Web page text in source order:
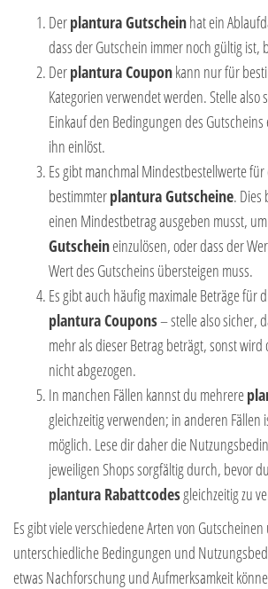
Derplantura Gutscheinhat ein
dass der Gutschein immer noch gültig ist,
Derplantura Couponkann nur für
Kategorien verwendet werden. Stelle also
Einkauf den Bedingungen des
ihn einlöst.
Es gibt manchmal Mindestbestellwerte für
bestimmterplantura Gutscheine. Dies
einen Mindestbetrag ausgeben musst,
Gutscheineinzulösen, oder dass der
Wert des Gutscheins übersteigen muss.
Es gibt auch häufig maximale Beträge für
plantura Coupons– stelle also sicher,
mehr als dieser Betrag beträgt, sonst wird
nicht abgezogen.
In manchen Fällen kannst du mehrere
gleichzeitig verwenden; in anderen Fällen
möglich. Lese dir daher die
jeweiligen Shops sorgfältig durch, bevor
plantura Rabattcodesgleichzeitig zu
Es gibt viele verschiedene Arten von
unterschiedliche Bedingungen und
etwas Nachforschung und Aufmerksamkeit